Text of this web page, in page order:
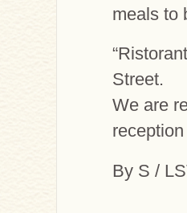
meals to
Street.
We are
By S /